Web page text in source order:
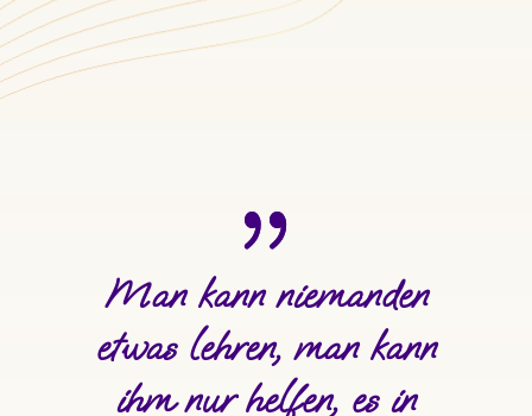
Man kann niemanden
etwas lehren, man kann
ihm nur helfen, es in